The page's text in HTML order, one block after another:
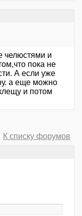
челюстями и
пока не
А если уже
а еще можно
и потом
К списку форумов